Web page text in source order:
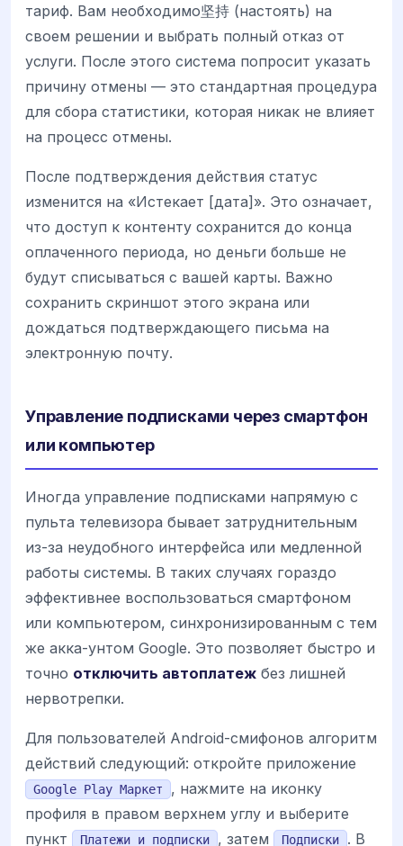
тариф. Вам необходимо坚持 (настоять) на
своем решении и выбрать полный отказ от
услуги. После этого система попросит указать
причину отмены — это стандартная процедура
для сбора статистики, которая никак не влияет
на процесс отмены.
После подтверждения действия статус
изменится на «Истекает [дата]». Это означает,
что доступ к контенту сохранится до конца
оплаченного периода, но деньги больше не
будут списываться с вашей карты. Важно
сохранить скриншот этого экрана или
дождаться подтверждающего письма на
электронную почту.
Управление подписками через смартфон
или компьютер
Иногда управление подписками напрямую с
пульта телевизора бывает затруднительным
из-за неудобного интерфейса или медленной
работы системы. В таких случаях гораздо
эффективнее воспользоваться смартфоном
или компьютером, синхронизированным с тем
же акка-унтом Google. Это позволяет быстро и
точно отключить автоплатеж без лишней
нервотрепки.
Для пользователей Android-смифонов алгоритм
действий следующий: откройте приложение
Google Play Маркет
, нажмите на иконку
профиля в правом верхнем углу и выберите
пункт
Платежи и подписки , затем Подписки
. В